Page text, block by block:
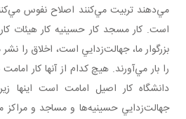
مي‌دهند تربيت مي‌کنند اصلاح نفوس
است. کار مسجد کار حسينيه کار هيئات
بزرگوار ما، جهالت‌زدايي است، اخلاق را
را بار مي‌آورند. هيچ کدام از آنها کار
دانشگاه کار اصيل امامت است اينها
جهالت‌زدايي حسينيه‌ها و مساجد و